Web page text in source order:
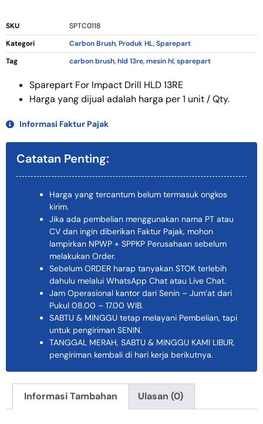
SKU
SPTC0118
Kategori
Carbon Brush,Produk HL,Sparepart
Tag
carbon brush,hld 13re,mesin hl,sparepart
Sparepart For Impact Drill HLD 13RE
Harga yang dijual adalah harga per 1 unit / Qty.
Informasi Faktur Pajak
Catatan Penting:
Harga yang tercantum belum termasuk ongkos
kirim.
Jika ada pembelian menggunakan nama PT atau
CV dan ingin diberikan Faktur Pajak, mohon
lampirkan NPWP + SPPKP Perusahaan sebelum
melakukan Order.
Sebelum ORDER harap tanyakan STOK terlebih
dahulu melalui WhatsApp Chat atau Live Chat.
Jam Operasional kantor dari Senin – Jum’at dari
Pukul 08.00 – 17.00 WIB.
SABTU & MINGGU tetap melayani Pembelian, tapi
untuk pengiriman SENIN.
TANGGAL MERAH, SABTU & MINGGU KAMI LIBUR,
pengiriman kembali di hari kerja berikutnya.
Informasi Tambahan Ulasan (0)